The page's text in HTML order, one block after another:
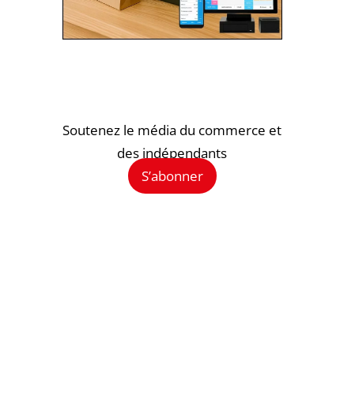
Soutenez le média du commerce et
des indépendants
S’abonner